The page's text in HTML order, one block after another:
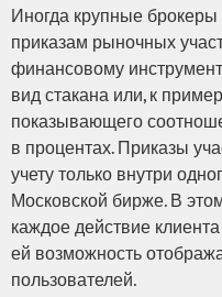
Иногда крупные
приказам рыночных
финансовому
вид стакана или, к
показывающего
в процентах. Приказы
учету только внутри
Московской бирже. В
каждое действие
ей возможность
пользователей.